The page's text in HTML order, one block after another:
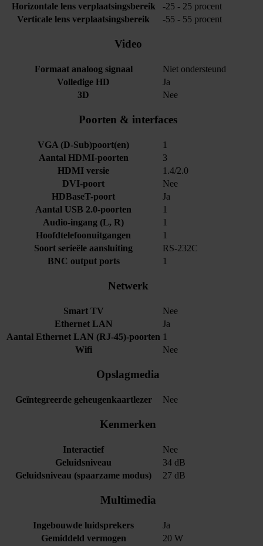
Horizontale lens verplaatsingsbereik
-25 - 25 procent
Verticale lens verplaatsingsbereik
-55 - 55 procent
Video
Formaat analoog signaal
Niet ondersteund
Volledige HD
Ja
3D
Nee
Poorten & interfaces
VGA (D-Sub)poort(en)
1
Aantal HDMI-poorten
3
HDMI versie
1.4/2.0
DVI-poort
Nee
HDBaseT-poort
Ja
Aantal USB 2.0-poorten
1
Audio-ingang (L, R)
1
Hoofdtelefoonuitgangen
1
Soort serieële aansluiting
RS-232C
BNC output ports
1
Netwerk
Smart TV
Nee
Ethernet LAN
Ja
Aantal Ethernet LAN (RJ-45)-poorten 1
Wifi
Nee
Opslagmedia
Geïntegreerde geheugenkaartlezer Nee
Kenmerken
Interactief
Nee
Geluidsniveau
34 dB
Geluidsniveau (spaarzame modus)
27 dB
Multimedia
Ingebouwde luidsprekers
Ja
Gemiddeld vermogen
20 W